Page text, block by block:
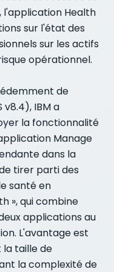
l'application Health
sur l'état des
sur les actifs
opérationnel.
de
v8.4), IBM a
la fonctionnalité
Manage
dans la
tirer parti des
santé en
», qui combine
applications au
L'avantage est
la taille de
la complexité de